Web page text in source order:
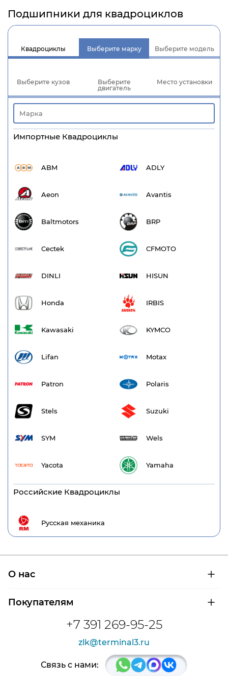
Подшипники для квадроциклов
Квадроциклы Выберите марку Выберите модель
Выберите кузов
Выберите
двигатель
Место установки
Импортные Квадроциклы
ABM ADLY
Aeon Avantis
Baltmotors BRP
Cectek CFMOTO
DINLI HISUN
Honda IRBIS
Kawasaki KYMCO
Lifan Motax
Patron Polaris
Stels Suzuki
SYM Wels
Yacota Yamaha
Российские Квадроциклы
Русская механика
+7 391 269-95-25
zlk@terminal3.ru
О нас
Сертификаты на продукцию
Покупателям
Доставка и оплата
Расшифровка маркировки подшипников
Связь с нами: